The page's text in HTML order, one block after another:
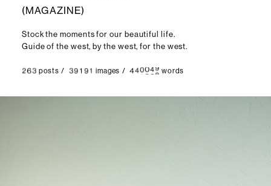
(MAGAZ N E)
Stock the moments for our beautiful life.
Guide of the west, by the west, for the west.
posts / images / words